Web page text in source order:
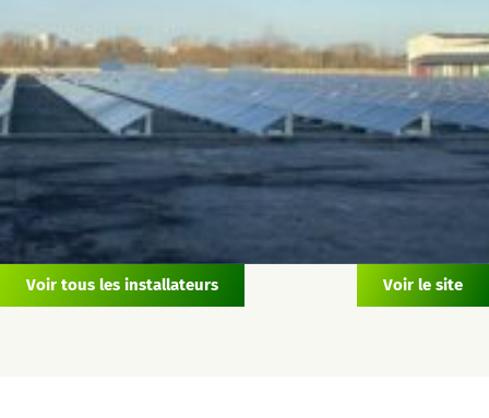
Voir tous les installateurs Voir le site